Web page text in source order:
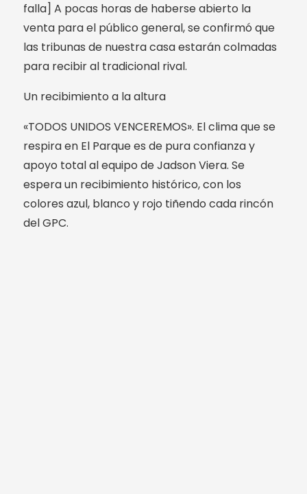
falla] A pocas horas de haberse abierto la
venta para el público general, se confirmó que
las tribunas de nuestra casa estarán colmadas
para recibir al tradicional rival.
Un recibimiento a la altura
«TODOS UNIDOS VENCEREMOS». El clima que se
respira en El Parque es de pura confianza y
apoyo total al equipo de Jadson Viera. Se
espera un recibimiento histórico, con los
colores azul, blanco y rojo tiñendo cada rincón
del GPC.